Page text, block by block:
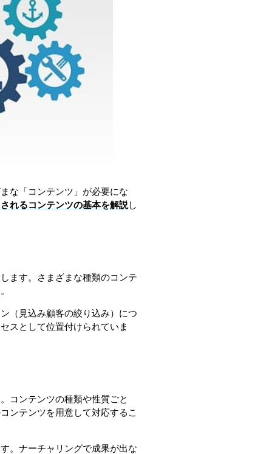
な「コンテンツ」が必要にな
れるコンテンツの基本を解説し
ます。さまざまな種類のコンテ
（見込み顧客の絞り込み）につ
スとして位置付けられていま
コンテンツの種類や性質ごと
ンテンツを用意して対応するこ
。ナーチャリングで成果が出な